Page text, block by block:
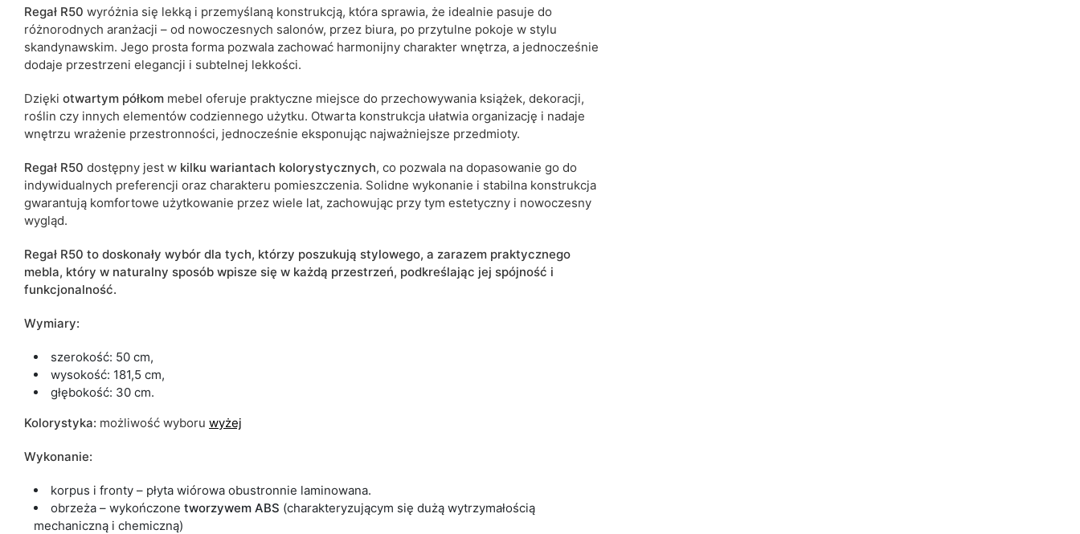
ean13 5906213904348
Termin dostawy:
Ze względu na proces produkcyjny i właściwości materiałów, możliwe są tolerancje wymiarowe na poziomie +/- 2–3
cm.
Regał R50 wyróżnia się lekką i przemyślaną konstrukcją, która sprawia, że idealnie pasuje do
różnorodnych aranżacji – od nowoczesnych salonów, przez biura, po przytulne pokoje w stylu
skandynawskim. Jego prosta forma pozwala zachować harmonijny charakter wnętrza, a jednocześnie
dodaje przestrzeni elegancji i subtelnej lekkości.
Dzięki otwartym półkom mebel oferuje praktyczne miejsce do przechowywania książek, dekoracji,
roślin czy innych elementów codziennego użytku. Otwarta konstrukcja ułatwia organizację i nadaje
wnętrzu wrażenie przestronności, jednocześnie eksponując najważniejsze przedmioty.
Regał R50 dostępny jest w kilku wariantach kolorystycznych, co pozwala na dopasowanie go do
indywidualnych preferencji oraz charakteru pomieszczenia. Solidne wykonanie i stabilna konstrukcja
gwarantują komfortowe użytkowanie przez wiele lat, zachowując przy tym estetyczny i nowoczesny
wygląd.
Regał R50 to doskonały wybór dla tych, którzy poszukują stylowego, a zarazem praktycznego
mebla, który w naturalny sposób wpisze się w każdą przestrzeń, podkreślając jej spójność i
funkcjonalność.
Wymiary:
szerokość: 50 cm,
wysokość: 181,5 cm,
głębokość: 30 cm.
Kolorystyka: możliwość wyboru wyżej
Wykonanie:
korpus i fronty – płyta wiórowa obustronnie laminowana.
obrzeża – wykończone tworzywem ABS (charakteryzującym się dużą wytrzymałością
mechaniczną i chemiczną)